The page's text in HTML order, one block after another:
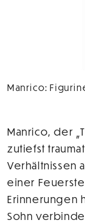
Manrico:
Manrico, der
zutiefst
Verhältnissen
einer
Erinnerungen
Sohn